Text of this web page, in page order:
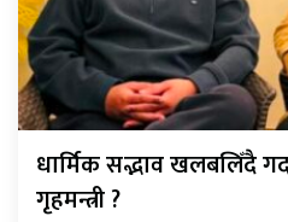
धार्मिक सद्भाव खलबलिँदै
गृहमन्त्री ?